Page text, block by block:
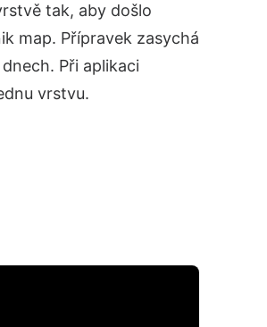
tak, aby došlo
map. Přípravek zasychá
Při aplikaci
vrstvu.